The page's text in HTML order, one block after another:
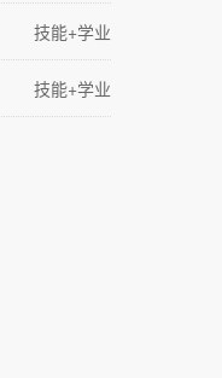
技能+学业
技能+学业